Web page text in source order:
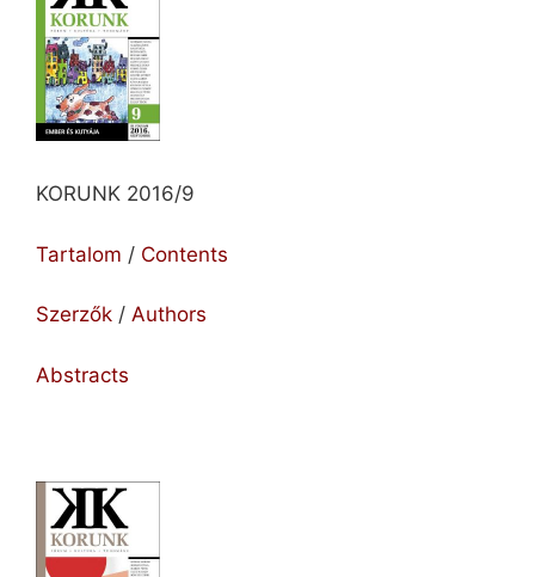
KORUNK 2016/9
Tartalom / Contents
Szerzők / Authors
Abstracts